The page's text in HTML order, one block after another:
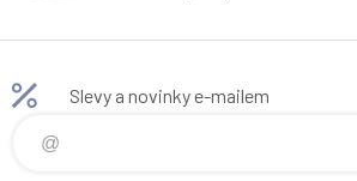
Slevy a novinky e-mailem